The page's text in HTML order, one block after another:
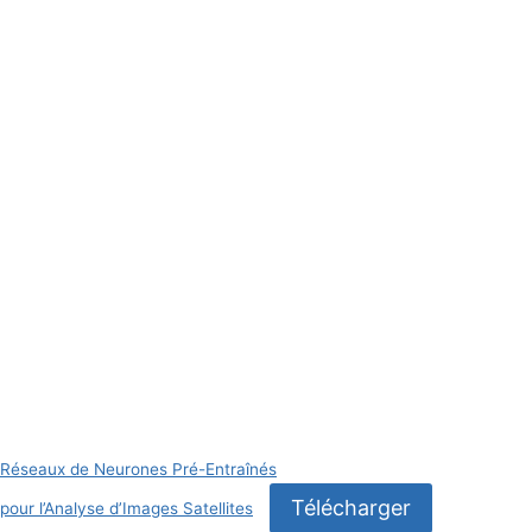
Réseaux de Neurones Pré-Entraînés
pour l’Analyse d’Images Satellites Télécharger